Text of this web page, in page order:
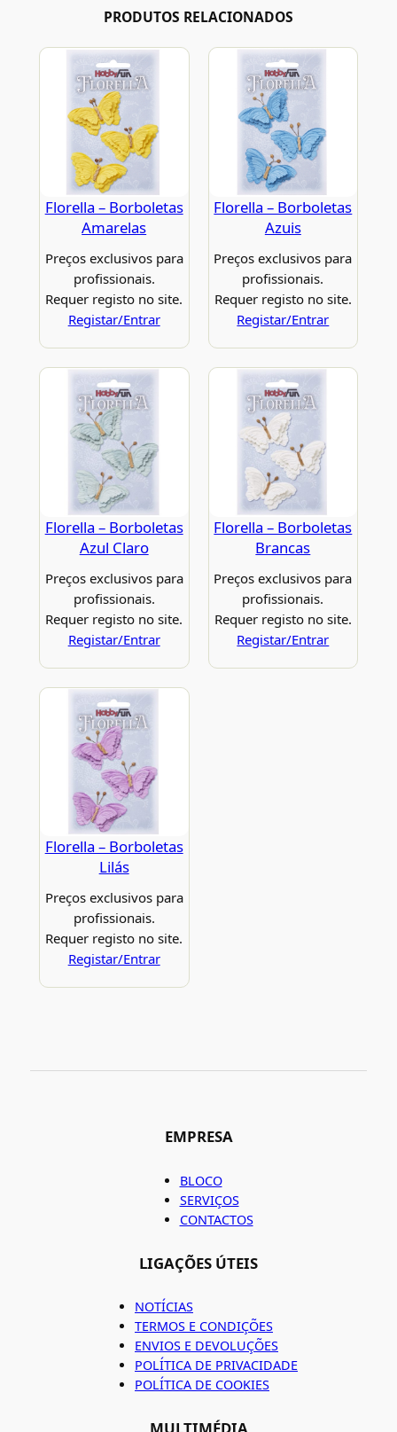
PRODUTOS RELACIONADOS
Florella – Borboletas
Amarelas
Preços exclusivos para
profissionais.
Requer registo no site.
Registar/Entrar
Florella – Borboletas
Azuis
Preços exclusivos para
profissionais.
Requer registo no site.
Registar/Entrar
Florella – Borboletas
Azul Claro
Preços exclusivos para
profissionais.
Requer registo no site.
Registar/Entrar
Florella – Borboletas
Brancas
Preços exclusivos para
profissionais.
Requer registo no site.
Registar/Entrar
Florella – Borboletas
Lilás
Preços exclusivos para
profissionais.
Requer registo no site.
Registar/Entrar
EMPRESA
BLOCO
SERVIÇOS
CONTACTOS
LIGAÇÕES ÚTEIS
NOTÍCIAS
TERMOS E CONDIÇÕES
ENVIOS E DEVOLUÇÕES
POLÍTICA DE PRIVACIDADE
POLÍTICA DE COOKIES